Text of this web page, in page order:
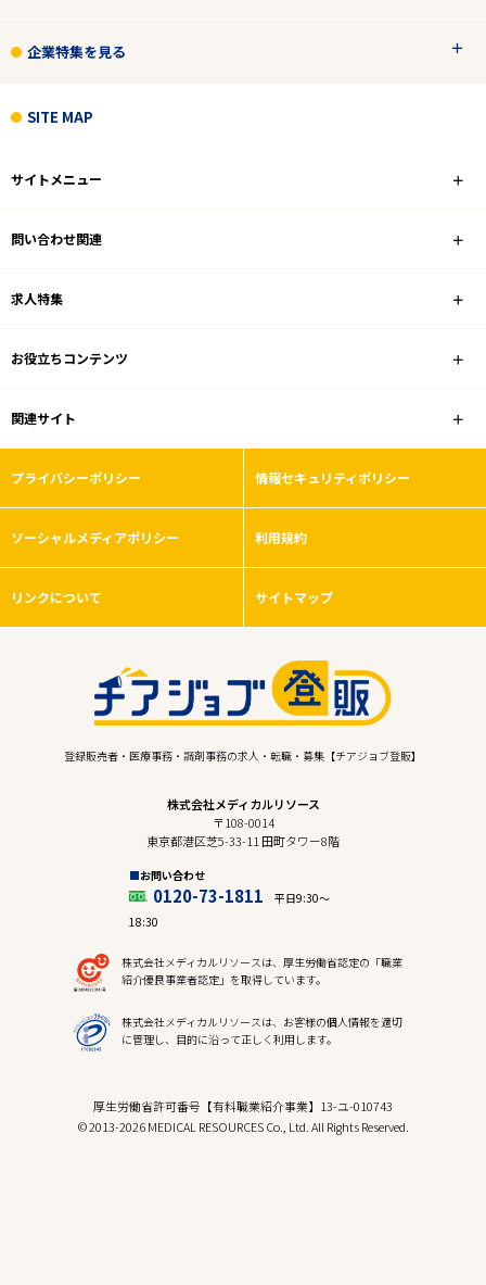
企業特集を見る
SITE MAP
サイトメニュー
問い合わせ関連
求人特集
お役立ちコンテンツ
関連サイト
プライバシーポリシー 情報セキュリティポリシー
ソーシャルメディアポリシー 利用規約
リンクについて サイトマップ
登録販売者・医療事務・調剤事務の求人・転職・募集【チアジョブ登販】
株式会社メディカルリソース
〒108-0014
東京都港区芝5-33-11 田町タワー8階
お問い合わせ
0120-73-1811
平日9:30〜
18:30
株式会社メディカルリソースは、厚生労働省認定の「職業
紹介優良事業者認定」を取得しています。
株式会社メディカルリソースは、お客様の個人情報を適切
に管理し、目的に沿って正しく利用します。
厚生労働省許可番号【有料職業紹介事業】13-ユ-010743
© 2013-2026 MEDICAL RESOURCES Co., Ltd. All Rights Reserved.